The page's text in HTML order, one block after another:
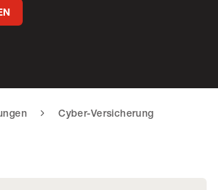
Cyber-Versicherung